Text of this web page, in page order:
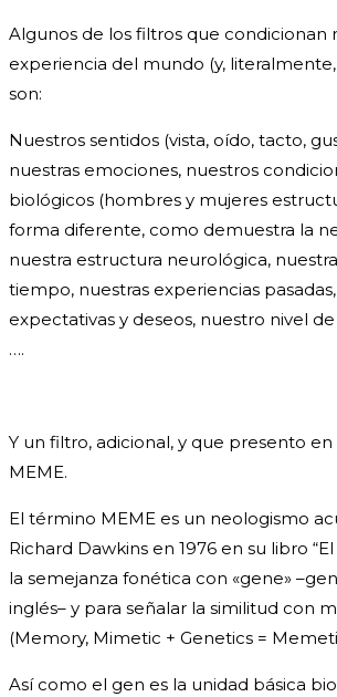
Algunos de los filtros que condicionan
experiencia del mundo (y,
son:
Nuestros sentidos (vista, oído, tacto,
nuestras emociones, nuestros
biológicos (hombres y mujeres
forma diferente, como demuestra la
nuestra estructura neurológica,
tiempo, nuestras experiencias
expectativas y deseos, nuestro nivel
….
Y un filtro, adicional, y que presento
MEME.
El término MEME es un neologismo
Richard Dawkins en 1976 en su libro
la semejanza fonética con «gene»
inglés– y para señalar la similitud con
(Memory, Mimetic + Genetics =
Así como el gen es la unidad básica